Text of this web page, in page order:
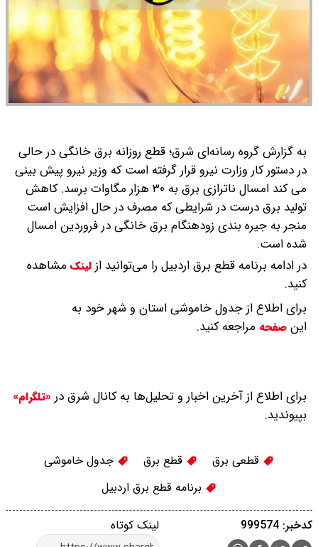
به گزارش گروه رسانه‌ای شرق؛ قطع روزانه برق خانگی در حالی
در دستور کار وزارت نیرو قرار گرفته است که وزیر نیرو پیش بینی
می کند امسال ناترازی برق به ۳۰ هزار مگاوات برسد.
کاهش
تولید برق درست در شرایطی که مصرف در حال افزایش است
منجر به جیره بندی زودهنگام برق خانگی در فروردین امسال
شده است.
در ادامه برنامه قطع برق اردبیل را می‌توانید از لینک مشاهده
کنید.
برای اطلاع از جدول خاموشی استان و شهر خود به
این صفحه مراجعه کنید.
برای اطلاع از آخرین اخبار و تحلیل‌ها به کانال شرق در «تلگرام»
بپیوندید.
قطعی برق قطع برق
جدول خاموشی
برنامه قطع برق اردبیل
لینک کوتاه کدخبر: 999574